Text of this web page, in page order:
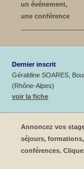
un événement,
une conférence
Dernier inscrit
Géraldine SOARES,
(Rhône-Alpes)
voir la fiche
Annoncez vos
séjours, formations,
conférences.